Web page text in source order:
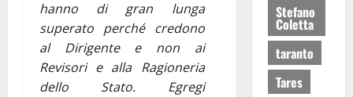
hanno di gran lunga
superato perché credono
al Dirigente e non ai
Revisori e alla Ragioneria
dello Stato. Egregi
Stefano
Coletta
taranto
Tares